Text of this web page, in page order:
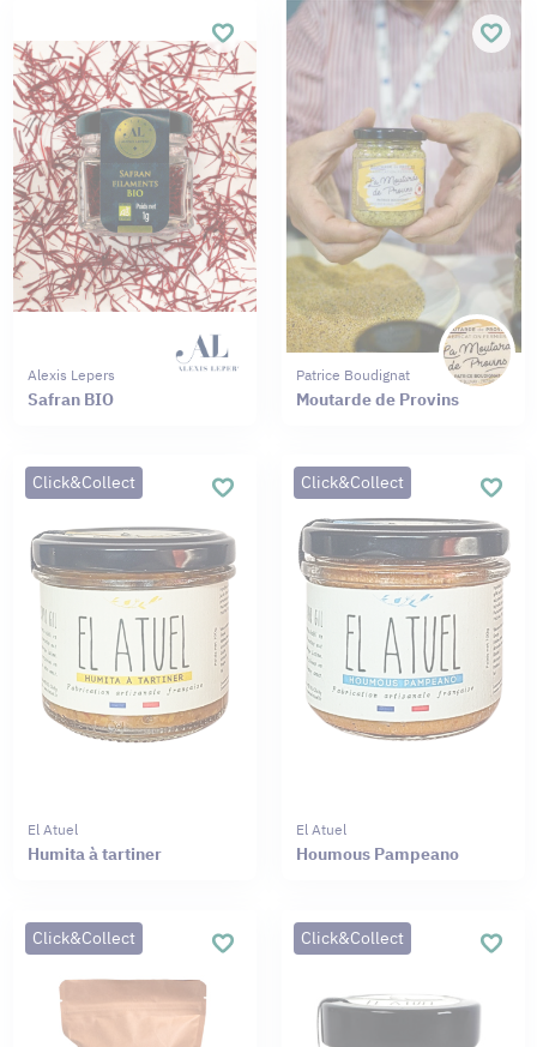
Alexis Lepers
Safran BIO
Patrice Boudignat
Moutarde de Provins
Click&Collect
El Atuel
Humita à tartiner
Click&Collect
El Atuel
Houmous Pampeano
Click&Collect Click&Collect